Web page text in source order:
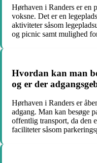
Hørhaven i Randers er en
voksne. Det er en
aktiviteter såsom
og picnic samt mulighed
Hvordan kan man
og er der
Hørhaven i Randers er
adgang. Man kan besøge
offentlig transport, da den
faciliteter såsom